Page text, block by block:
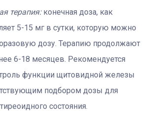
терапия:конечная доза, как
5-15 мг в сутки, которую можно
дозу. Терапию продолжают
6-18 месяцев. Рекомендуется
функции щитовидной железы
подбором дозы для
состояния.